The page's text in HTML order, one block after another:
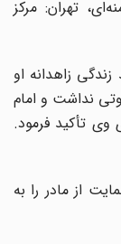
تهران: مرکز
زاهدانه او
نداشت و امام
تأکید فرمود.
از مادر را به